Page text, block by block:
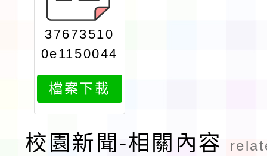
37673510
0e1150044
692attach
1
檔案下載
校園新聞-相關內容